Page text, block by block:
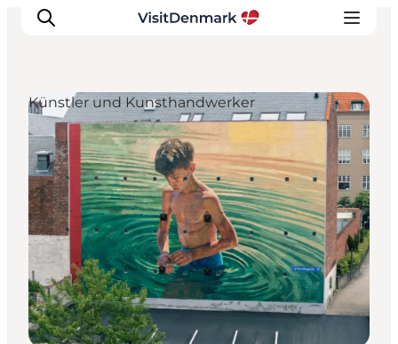
Inspiration
Regionen
Erlebnisse
Unterkünfte
Reiseplanung
Künstler und Kunsthandwerker